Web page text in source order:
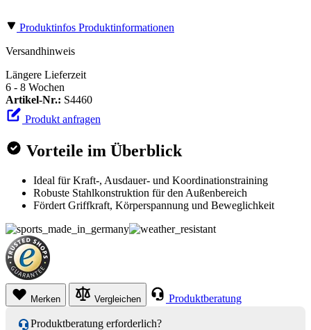
Produktinfos Produktinformationen
Versandhinweis
Längere Lieferzeit
6 - 8 Wochen
Artikel-Nr.: S4460
Produkt anfragen
Vorteile im Überblick
Ideal für Kraft-, Ausdauer- und Koordinationstraining
Robuste Stahlkonstruktion für den Außenbereich
Fördert Griffkraft, Körperspannung und Beweglichkeit
Merken Vergleichen Produktberatung
Produktberatung erforderlich?